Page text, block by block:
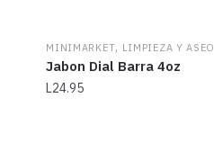
MINIMARKET, LIMPIEZA Y ASEO
Jabon Dial Barra 4oz
L24.95